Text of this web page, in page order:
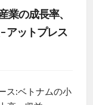
の成長率、
アットプレス
ス:ベトナムの小